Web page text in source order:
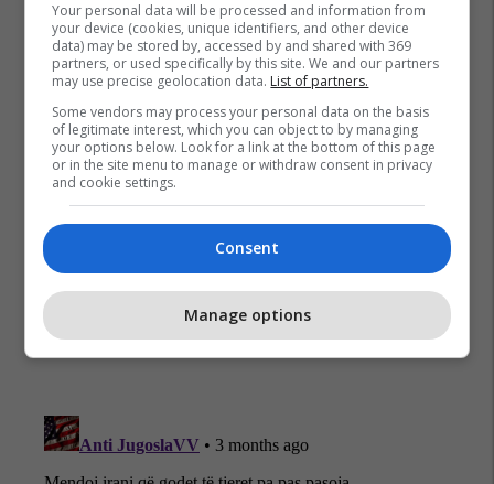
Donald Trump Shba Irani
Lufta Në Iran
Ngushtica E Hormuzit
Your personal data will be processed and information from
your device (cookies, unique identifiers, and other device
data) may be stored by, accessed by and shared with 369
partners, or used specifically by this site. We and our partners
may use precise geolocation data. List of partners.
Some vendors may process your personal data on the basis
of legitimate interest, which you can object to by managing
your options below. Look for a link at the bottom of this page
or in the site menu to manage or withdraw consent in privacy
and cookie settings.
Consent
Manage options